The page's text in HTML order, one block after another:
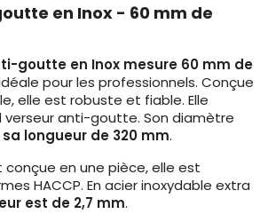
en Inox - 60 mm de
goutte en Inox mesure 60 mm de
pour les professionnels. Conçue
elle est robuste et fiable. Elle
verseur anti-goutte. Son diamètre
longueur de 320 mm.
conçue en une pièce, elle est
HACCP. En acier inoxydable extra
est de 2,7 mm.